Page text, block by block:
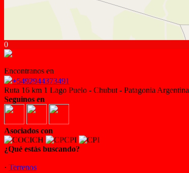
0
Encontranos en
+5492944373491
Ruta 16 km 1 Lago Puelo - Chubut - Patagonia Argentina
Seguinos en
Asociados con
¿Qué estás buscando?
· Terrenos